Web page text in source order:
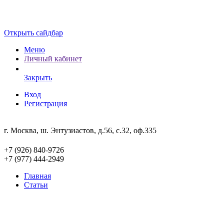
Открыть сайдбар
Меню
Личный кабинет
Закрыть
Вход
Регистрация
г. Москва, ш. Энтузиастов, д.56, с.32, оф.335
+7 (926) 840-9726
+7 (977) 444-2949
Главная
Статьи